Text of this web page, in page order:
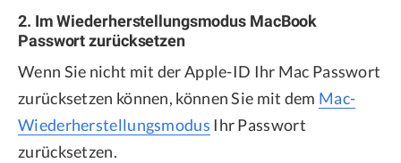
2. Im Wiederherstellungsmodus MacBook
Passwort zurücksetzen
Wenn Sie nicht mit der Apple-ID Ihr Mac Passwort
zurücksetzen können, können Sie mit dem Mac-
Wiederherstellungsmodus Ihr Passwort
zurücksetzen.